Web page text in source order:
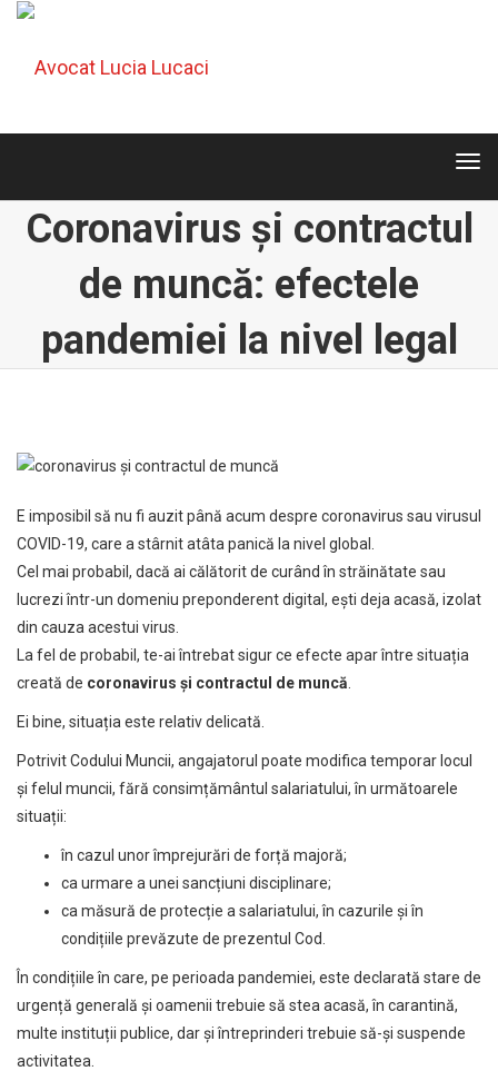
Coronavirus și contractul
de muncă: efectele
pandemiei la nivel legal
E imposibil să nu fi auzit până acum despre coronavirus sau virusul
COVID-19, care a stârnit atâta panică la nivel global.
Cel mai probabil, dacă ai călătorit de curând în străinătate sau
lucrezi într-un domeniu preponderent digital, ești deja acasă, izolat
din cauza acestui virus.
La fel de probabil, te-ai întrebat sigur ce efecte apar între situația
creată de coronavirus și contractul de muncă
Ei bine, situația este relativ delicată.
Potrivit Codului Muncii, angajatorul poate modifica temporar locul
și felul muncii, fără consimțământul salariatului, în următoarele
situații:
în cazul unor împrejurări de forță majoră;
ca urmare a unei sancțiuni disciplinare;
ca măsură de protecție a salariatului, în cazurile și în
condițiile prevăzute de prezentul Cod.
În condițiile în care, pe perioada pandemiei, este declarată stare de
urgență generală și oamenii trebuie să stea acasă, în carantină,
multe instituții publice, dar și întreprinderi trebuie să-și suspende
activitatea.